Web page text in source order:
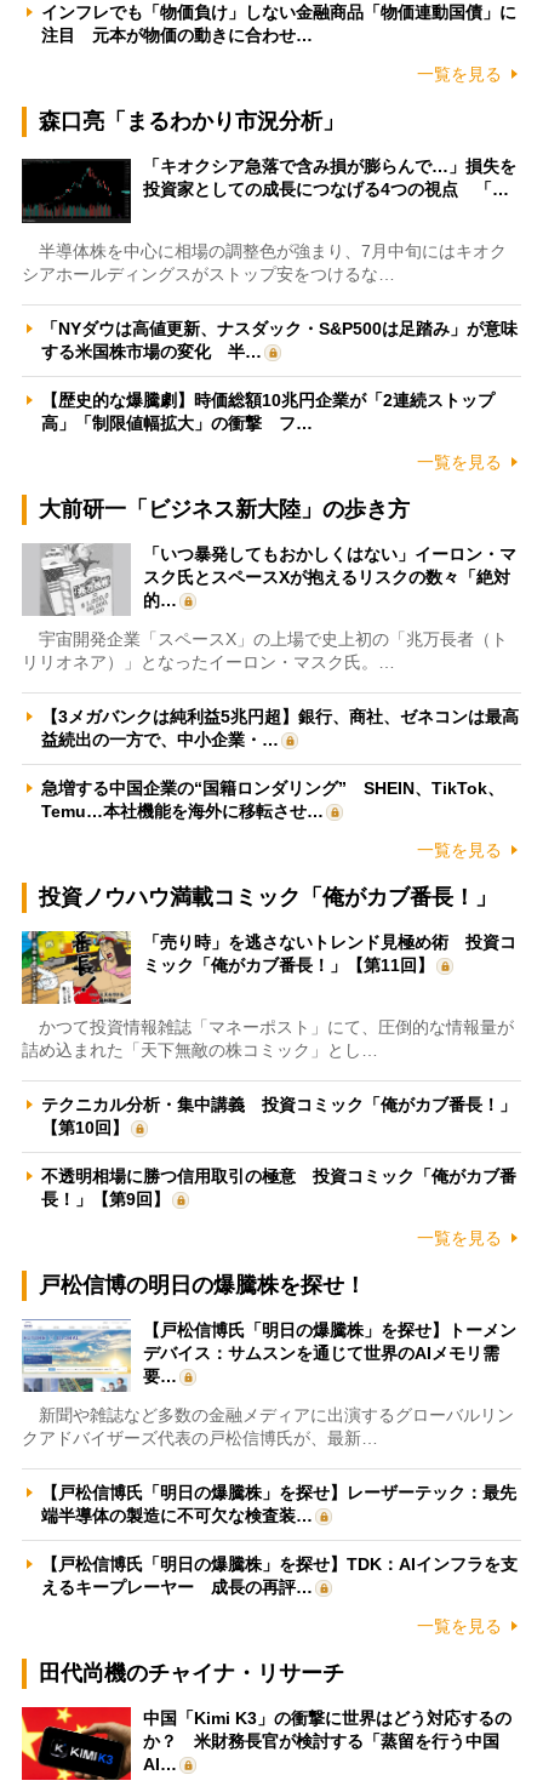
インフレでも「物価負け」しない金融商品「物価連動国債」に
注目 元本が物価の動きに合わせ…
一覧を見る
森口亮「まるわかり市況分析」
「キオクシア急落で含み損が膨らんで…」損失を
投資家としての成長につなげる4つの視点 「…
半導体株を中心に相場の調整色が強まり、7月中旬にはキオク
シアホールディングスがストップ安をつけるな…
「NYダウは高値更新、ナスダック・S&P500は足踏み」が意味
する米国株市場の変化 半…
【歴史的な爆騰劇】時価総額10兆円企業が「2連続ストップ
高」「制限値幅拡大」の衝撃 フ…
一覧を見る
大前研一「ビジネス新大陸」の歩き方
「いつ暴発してもおかしくはない」イーロン・マ
スク氏とスペースXが抱えるリスクの数々「絶対
的…
宇宙開発企業「スペースX」の上場で史上初の「兆万長者（ト
リリオネア）」となったイーロン・マスク氏。…
【3メガバンクは純利益5兆円超】銀行、商社、ゼネコンは最高
益続出の一方で、中小企業・…
急増する中国企業の“国籍ロンダリング” SHEIN、TikTok、
Temu…本社機能を海外に移転させ…
一覧を見る
投資ノウハウ満載コミック「俺がカブ番長！」
「売り時」を逃さないトレンド見極め術 投資コ
ミック「俺がカブ番長！」【第11回】
かつて投資情報雑誌「マネーポスト」にて、圧倒的な情報量が
詰め込まれた「天下無敵の株コミック」とし…
テクニカル分析・集中講義 投資コミック「俺がカブ番長！」
【第10回】
不透明相場に勝つ信用取引の極意 投資コミック「俺がカブ番
長！」【第9回】
一覧を見る
戸松信博の明日の爆騰株を探せ！
【戸松信博氏「明日の爆騰株」を探せ】トーメン
デバイス：サムスンを通じて世界のAIメモリ需
要…
新聞や雑誌など多数の金融メディアに出演するグローバルリン
クアドバイザーズ代表の戸松信博氏が、最新…
【戸松信博氏「明日の爆騰株」を探せ】レーザーテック：最先
端半導体の製造に不可欠な検査装…
【戸松信博氏「明日の爆騰株」を探せ】TDK：AIインフラを支
えるキープレーヤー 成長の再評…
一覧を見る
田代尚機のチャイナ・リサーチ
中国「Kimi K3」の衝撃に世界はどう対応するの
か？ 米財務長官が検討する「蒸留を行う中国
AI…